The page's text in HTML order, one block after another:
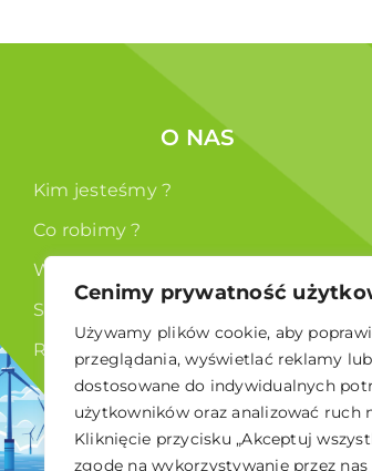
Cenimy prywatność
Używamy plików cookie, aby
przeglądania, wyświetlać reklamy
dostosowane do indywidualnych
użytkowników oraz analizować ruch
Kliknięcie przycisku „Akceptuj
zgodę na wykorzystywanie przez
O NAS
Kim jesteśmy ?
Co robimy ?
Władze
Statut
RODO